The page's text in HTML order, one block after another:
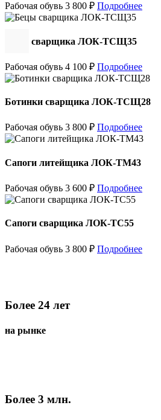
Рабочая обувь 3 800 ₽ Подробнее
Бецы сварщика ЛОК-ТСЩ35
Рабочая обувь 4 100 ₽ Подробнее
Ботинки сварщика ЛОК-ТСЩ28
Рабочая обувь 3 800 ₽ Подробнее
Сапоги литейщика ЛОК-ТМ43
Рабочая обувь 3 600 ₽ Подробнее
Сапоги сварщика ЛОК-ТС55
Рабочая обувь 3 800 ₽ Подробнее
Более 24 лет
на рынке
Более 3 млн.